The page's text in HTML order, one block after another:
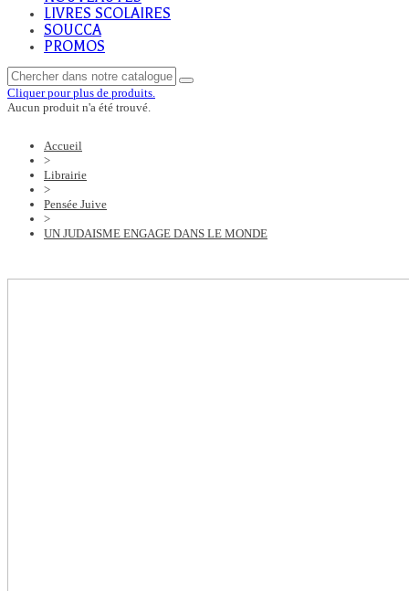
LIVRES SCOLAIRES
SOUCCA
PROMOS
Cliquer pour plus de produits.
Aucun produit n'a été trouvé.
Accueil
>
Librairie
>
Pensée Juive
>
UN JUDAISME ENGAGE DANS LE MONDE